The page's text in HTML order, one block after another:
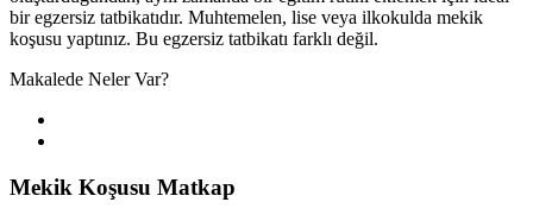
bir egzersiz tatbikatıdır. Muhtemelen, lise veya ilkokulda mekik
koşusu yaptınız. Bu egzersiz tatbikatı farklı değil.
Makalede Neler Var?
Mekik Koşusu Matkap